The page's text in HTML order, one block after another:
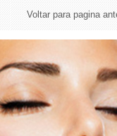
Voltar para pagina